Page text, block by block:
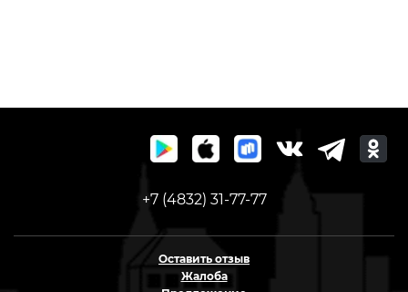
+7 (4832) 31-77-77
Оставить отзыв
Жалоба